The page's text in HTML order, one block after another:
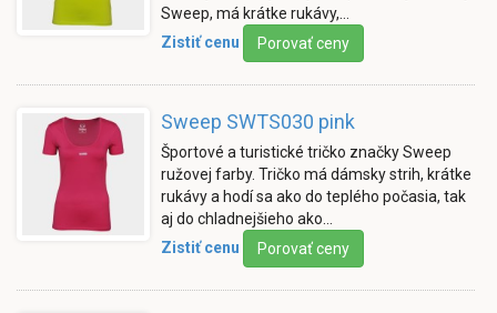
Sweep, má krátke rukávy,…
Zistiť cenu
Porovať ceny
Sweep SWTS030 pink
Športové a turistické tričko značky Sweep
ružovej farby. Tričko má dámsky strih, krátke
rukávy a hodí sa ako do teplého počasia, tak
aj do chladnejšieho ako…
Zistiť cenu
Porovať ceny